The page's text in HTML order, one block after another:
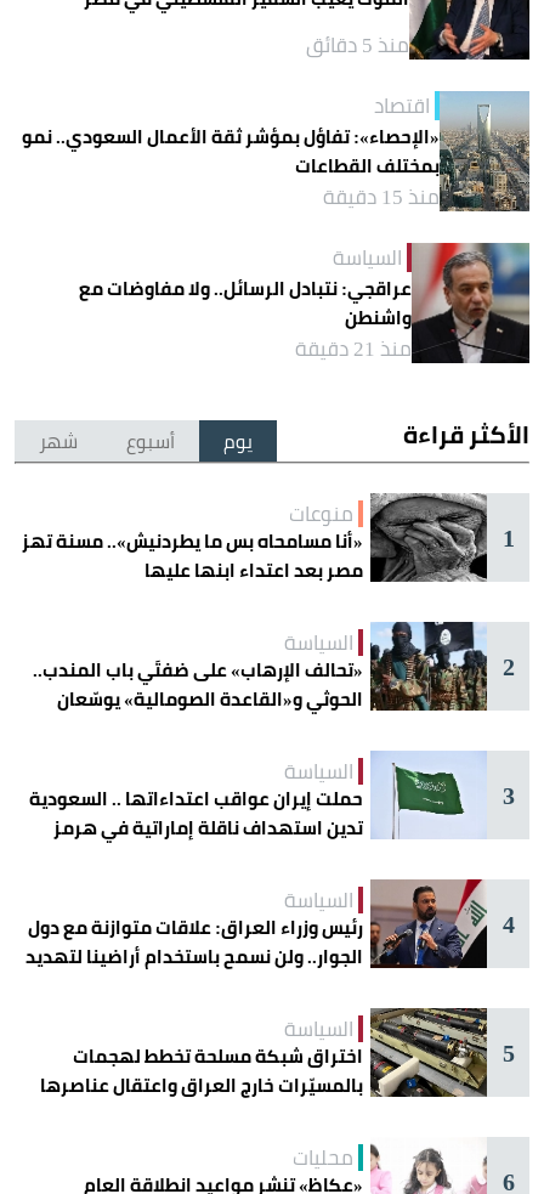
منذ 5 دقائق
اقتصاد
«الإحصاء»: تفاؤل بمؤشر ثقة الأعمال السعودي.. نمو
بمختلف القطاعات
منذ 15 دقيقة
السياسة
عراقجي: نتبادل الرسائل.. ولا مفاوضات مع
واشنطن
منذ 21 دقيقة
الأكثر قراءة يوم أسبوع شهر
1
منوعات
«أنا مسامحاه بس ما يطردنيش».. مسنة تهز
مصر بعد اعتداء ابنها عليها
2
السياسة
«تحالف الإرهاب» على ضفتَي باب المندب..
الحوثي و«القاعدة الصومالية» يوسّعان
3
السياسة
حملت إيران عواقب اعتداءاتها .. السعودية
تدين استهداف ناقلة إماراتية في هرمز
4
السياسة
رئيس وزراء العراق: علاقات متوازنة مع دول
الجوار.. ولن نسمح باستخدام أراضينا لتهديد
5
السياسة
اختراق شبكة مسلحة تخطط لهجمات
بالمسيّرات خارج العراق واعتقال عناصرها
6
محليات
«عكاظ» تنشر مواعيد انطلاقة العام